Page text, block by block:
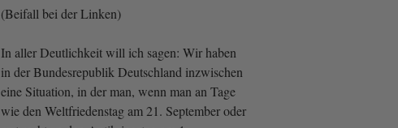
(Beifall bei der Linken)
In aller Deutlichkeit will ich sagen: Wir haben
in der Bundesrepublik Deutschland inzwischen
eine Situation, in der man, wenn man an Tage
wie den Weltfriedenstag am 21. September oder